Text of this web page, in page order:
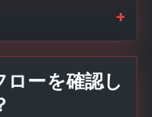
+
ーを確認し